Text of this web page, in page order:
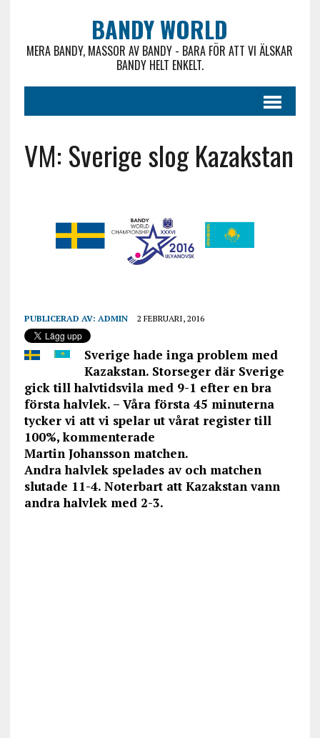
BANDY WORLD
MERA BANDY, MASSOR AV BANDY - BARA FÖR ATT VI ÄLSKAR
BANDY HELT ENKELT.
VM: Sverige slog Kazakstan
PUBLICERAD AV: ADMIN 2 FEBRUARI, 2016
Sverige hade inga problem med
Kazakstan. Storseger där Sverige
gick till halvtidsvila med 9-1 efter en bra
första halvlek. – Våra första 45 minuterna
tycker vi att vi spelar ut vårat register till
100%, kommenterade
Martin Johansson matchen.
Andra halvlek spelades av och matchen
slutade 11-4. Noterbart att Kazakstan vann
andra halvlek med 2-3.